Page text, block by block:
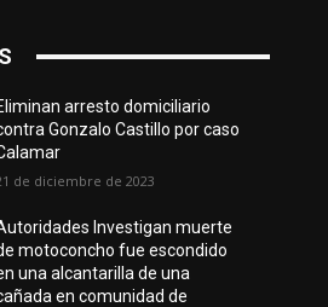
arresto domiciliario
Gonzalo Castillo por caso
de diciembre de 2023
Investigan muerte
motoconcho fue escondido
una alcantarilla de una
en comunidad de